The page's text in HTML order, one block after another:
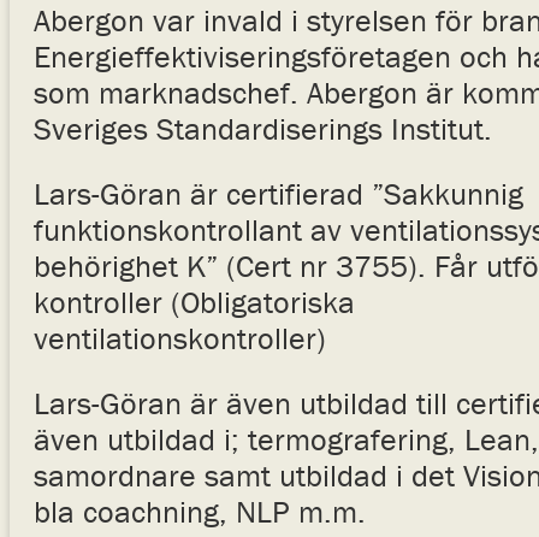
Abergon var invald i styrelsen för
Energieffektiviseringsföretagen och
som marknadschef. Abergon är
Sveriges Standardiserings Institut.
Lars-Göran är certifierad ”Sakkunnig
funktionskontrollant av
behörighet K” (Cert nr 3755). Får
kontroller (Obligatoriska
ventilationskontroller)
Lars-Göran är även utbildad till
även utbildad i; termografering,
samordnare samt utbildad i det
bla coachning, NLP m.m.